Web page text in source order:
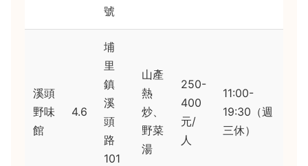
號
溪頭
野味
館
4.6
埔
里
鎮
溪
頭
路
101
山產
熱
炒、
野菜
湯
250-
400
元/
人
11:00-
19:30（週
三休）